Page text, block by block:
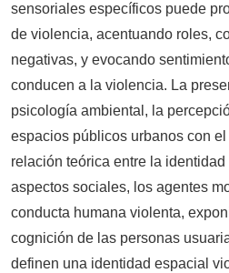
sensoriales específicos puede
de violencia, acentuando roles,
negativas, y evocando
conducen a la violencia. La
psicología ambiental, la
espacios públicos urbanos con
relación teórica entre la
aspectos sociales, los agentes
conducta humana violenta,
cognición de las personas
definen una identidad espacial